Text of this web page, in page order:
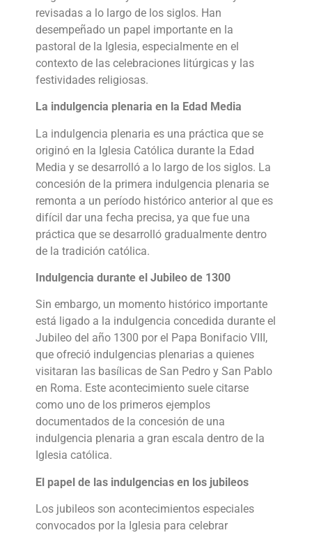
revisadas a lo largo de los siglos. Han
desempeñado un papel importante en la
pastoral de la Iglesia, especialmente en el
contexto de las celebraciones litúrgicas y las
festividades religiosas.
La indulgencia plenaria en la Edad Media
La indulgencia plenaria es una práctica que se
originó en la Iglesia Católica durante la Edad
Media y se desarrolló a lo largo de los siglos. La
concesión de la primera indulgencia plenaria se
remonta a un período histórico anterior al que es
difícil dar una fecha precisa, ya que fue una
práctica que se desarrolló gradualmente dentro
de la tradición católica.
Indulgencia durante el Jubileo de 1300
Sin embargo, un momento histórico importante
está ligado a la indulgencia concedida durante el
Jubileo del año 1300 por el Papa Bonifacio VIII,
que ofreció indulgencias plenarias a quienes
visitaran las basílicas de San Pedro y San Pablo
en Roma. Este acontecimiento suele citarse
como uno de los primeros ejemplos
documentados de la concesión de una
indulgencia plenaria a gran escala dentro de la
Iglesia católica.
El papel de las indulgencias en los jubileos
Los jubileos son acontecimientos especiales
convocados por la Iglesia para celebrar